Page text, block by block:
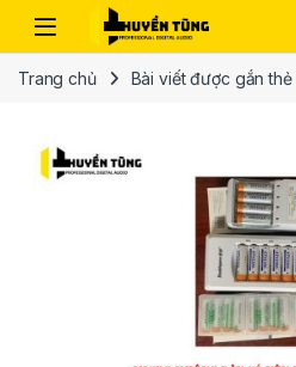
Trang chủ Bài viết được gắn